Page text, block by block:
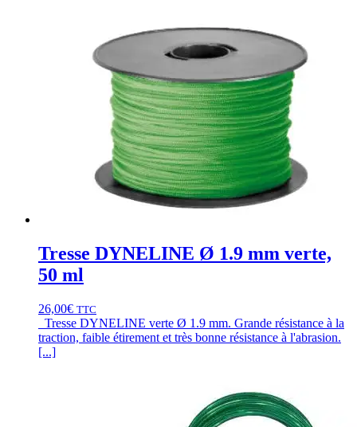
Tresse DYNELINE Ø 1.9 mm verte,
50 ml
26,00€ TTC
Tresse DYNELINE verte Ø 1.9 mm. Grande résistance à la
traction, faible étirement et très bonne résistance à l'abrasion.
[...]